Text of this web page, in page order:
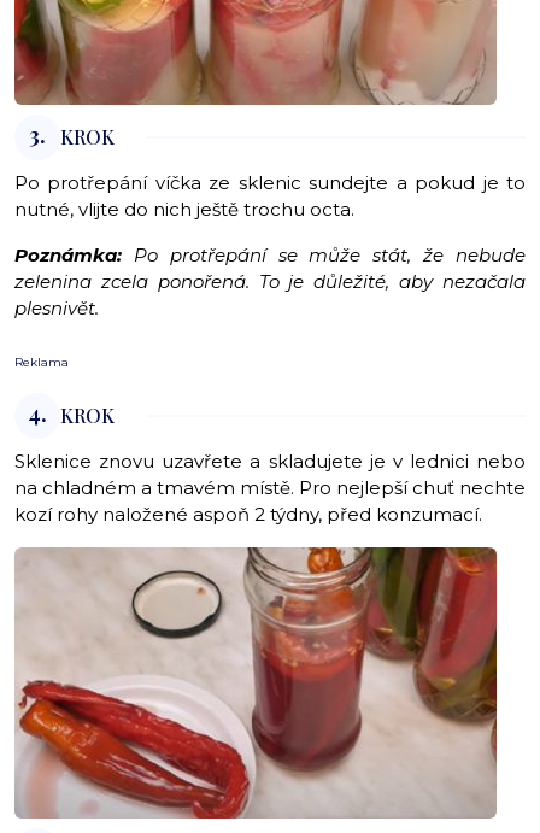
3. KROK
Po protřepání víčka ze sklenic sundejte a pokud je to
nutné, vlijte do nich ještě trochu octa.
Poznámka: Po protřepání se může stát, že nebude
zelenina zcela ponořená. To je důležité, aby nezačala
plesnivět.
Reklama
4. KROK
Sklenice znovu uzavřete a skladujete je v lednici nebo
na chladném a tmavém místě. Pro nejlepší chuť nechte
kozí rohy naložené aspoň 2 týdny, před konzumací.